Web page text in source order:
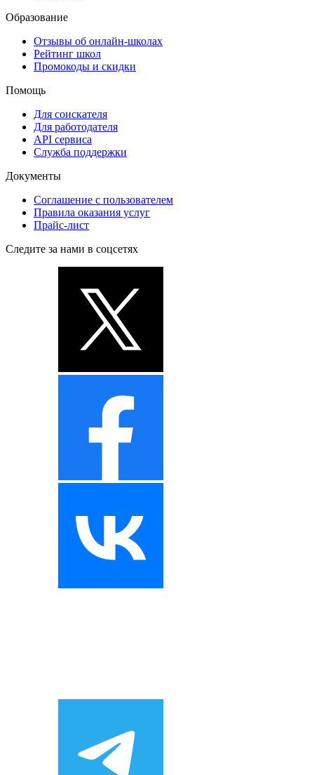
Образование
Отзывы об онлайн-школах
Рейтинг школ
Промокоды и скидки
Помощь
Для соискателя
Для работодателя
API сервиса
Служба поддержки
Документы
Соглашение с пользователем
Правила оказания услуг
Прайс-лист
Следите за нами в соцсетях